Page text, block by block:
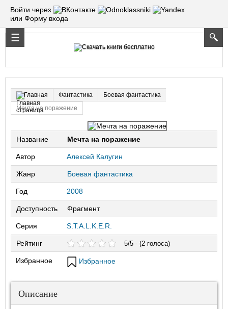
Войти через
или Форму входа
Главная Фантастика
Боевая фантастика
Мечта на поражение
Название Мечта на поражение
Автор Алексей Калугин
Жанр Боевая фантастика
Год 2008
Доступность Фрагмент
Серия S.T.A.L.K.E.R.
Рейтинг 5/5 - (2 голоса)
Избранное Избранное
Описание